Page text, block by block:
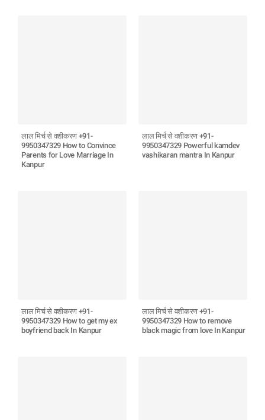
लाल मिर्च से वशीकरण +91-
9950347329 How to Convince
Parents for Love Marriage In
Kanpur
लाल मिर्च से वशीकरण +91-
9950347329 Powerful kamdev
vashikaran mantra In Kanpur
लाल मिर्च से वशीकरण +91-
9950347329 How to get my ex
boyfriend back In Kanpur
लाल मिर्च से वशीकरण +91-
9950347329 How to remove
black magic from love In Kanpur